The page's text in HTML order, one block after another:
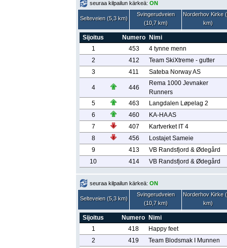
seuraa kilpailun kärkeä: ON
Selteveien (5,3 km)
Svingerudveien
(10,7 km)
Norderhov Kirke
km)
Sijoitus Numero
Nimi
1
453
4 tynne menn
2
412
Team SkiXtreme - gutter
3
411 Sateba Norway AS
4 446
Rema 1000 Jevnaker
Runners
5
463
Langdalen Løpelag 2
6
460
KA-HA AS
7
407
Kartverket IT 4
8
456
Lostajet Sameie
9
413
VB Randsfjord & Ødegård
10
414 VB Randsfjord & Ødegård
seuraa kilpailun kärkeä: ON
Selteveien (5,3 km)
Svingerudveien
(10,7 km)
Norderhov Kirke
km)
Sijoitus Numero
Nimi
1
418
Happy feet
2
419
Team Blodsmak I Munnen